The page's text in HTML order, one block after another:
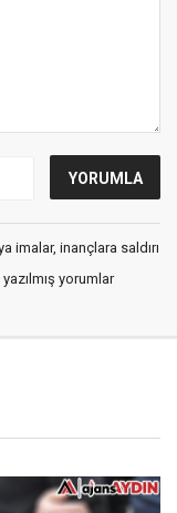
imalar, inançlara saldırı
yorumlar